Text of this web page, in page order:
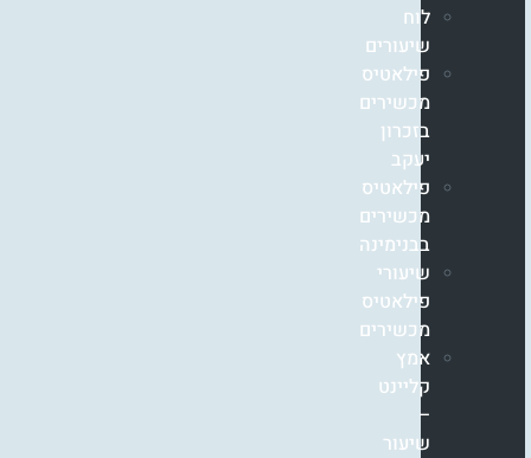
לוח
שיעורים
פילאטיס
מכשירים
בזכרון
יעקב
פילאטיס
מכשירים
בבנימינה
שיעורי
פילאטיס
מכשירים
אמץ
קליינט
–
שיעור